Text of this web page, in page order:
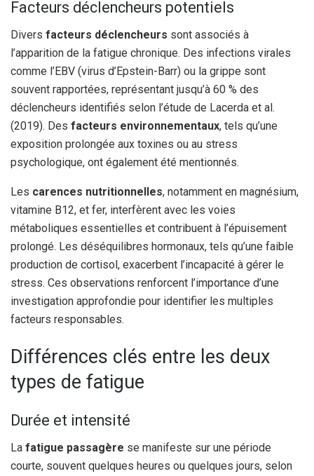
Facteurs déclencheurs potentiels
Divers facteurs déclencheurs sont associés à
l’apparition de la fatigue chronique. Des infections virales
comme l’EBV (virus d’Epstein-Barr) ou la grippe sont
souvent rapportées, représentant jusqu’à 60 % des
déclencheurs identifiés selon l’étude de Lacerda et al.
(2019). Des facteurs environnementaux, tels qu’une
exposition prolongée aux toxines ou au stress
psychologique, ont également été mentionnés.
Les carences nutritionnelles, notamment en magnésium,
vitamine B12, et fer, interfèrent avec les voies
métaboliques essentielles et contribuent à l’épuisement
prolongé. Les déséquilibres hormonaux, tels qu’une faible
production de cortisol, exacerbent l’incapacité à gérer le
stress. Ces observations renforcent l’importance d’une
investigation approfondie pour identifier les multiples
facteurs responsables.
Différences clés entre les deux
types de fatigue
Durée et intensité
La fatigue passagère se manifeste sur une période
courte, souvent quelques heures ou quelques jours, selon